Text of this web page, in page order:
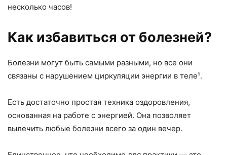
несколько часов!
Как избавиться от болезней?
Болезни могут быть самыми разными, но все они
связаны с нарушением циркуляции энергии в теле¹.
Есть достаточно простая техника оздоровления,
основанная на работе с энергией. Она позволяет
вылечить любые болезни всего за один вечер.